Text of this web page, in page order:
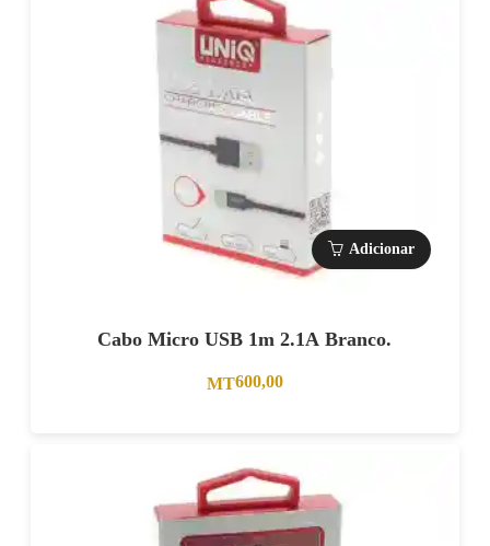
Adicionar
Cabo Micro USB 1m 2.1A Branco.
MT600,00